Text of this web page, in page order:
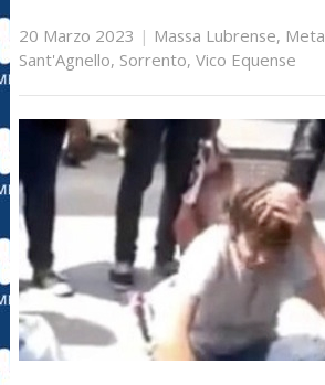
20 Marzo 2023 | Massa Lubrense, Meta
Sant'Agnello, Sorrento, Vico Equense